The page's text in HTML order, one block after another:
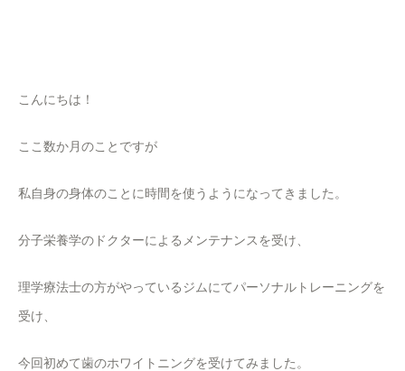
こんにちは！
ここ数か月のことですが
私自身の身体のことに時間を使うようになってきました。
分子栄養学のドクターによるメンテナンスを受け、
理学療法士の方がやっているジムにてパーソナルトレーニングを
受け、
今回初めて歯のホワイトニングを受けてみました。